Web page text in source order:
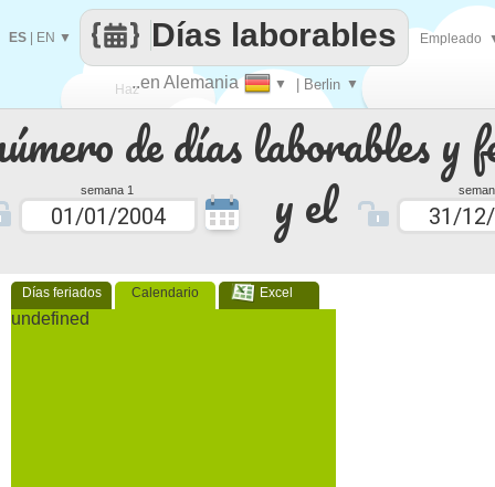
de días laborables y
semana 1 y el
Días feriados Calendario Excel
undefined
Haz
que
..en Alemania ▼ | Berlin ▼
Días laborables
ES EN ▼ Empleado